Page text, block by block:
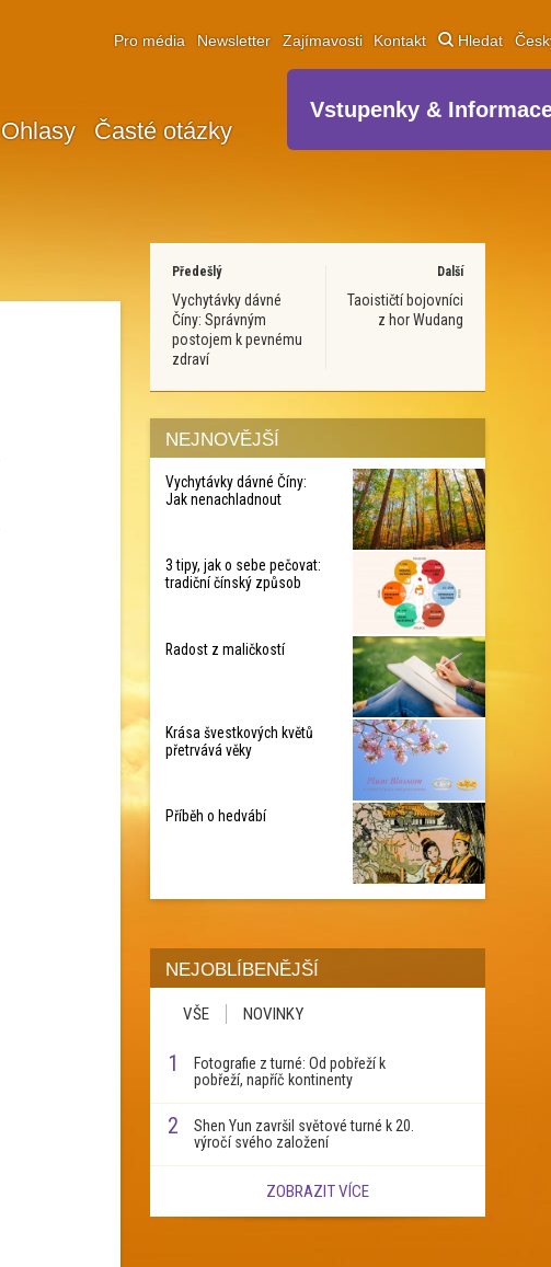
Ohlasy Časté otázky
Pro média Newsletter Zajímavosti Kontakt Hledat
Vstupenky &
Předešlý
Vychytávky dávné
Číny: Správným
postojem k pevnému
zdraví
Další
Taoističtí bojovníci
z hor Wudang
NEJNOVĚJŠÍ
Vychytávky dávné Číny:
Jak nenachladnout
3 tipy, jak o sebe pečovat:
tradiční čínský způsob
Radost z maličkostí
Krása švestkových květů
přetrvává věky
Příběh o hedvábí
NEJOBLÍBENĚJŠÍ
VŠE NOVINKY
1
Fotografie z turné: Od pobřeží k
pobřeží, napříč kontinenty
2
Shen Yun završil světové turné k 20.
výročí svého založení
ZOBRAZIT VÍCE